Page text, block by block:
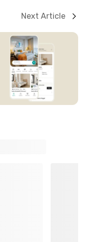
Next Article